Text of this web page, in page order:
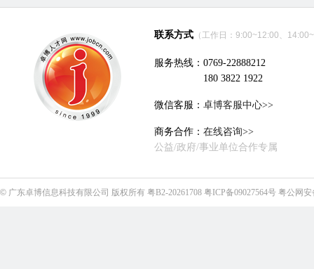
联系方式 （工作日：9:00~12:00、
服务热线：0769-22888212
180 3822 1922
微信客服： 卓博客服中心>>
商务合作： 在线咨询>>
公益/政府/事业单位合作专属
© 广东卓博信息科技有限公司 版权所有 粤B2-20261708 粤ICP备09027564号 粤公网安